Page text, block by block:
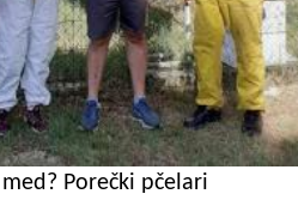
Porečki pčelari